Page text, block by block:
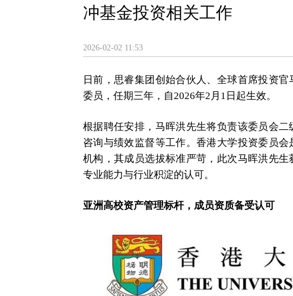
冲基金投资相关工作
2026-02-02 11:53
日前，思睿集团创始合伙人、全球首席投资
委员，任期三年，自2026年2月1日起生效。
根据聘任安排，马晖洪先生将负责该委员会
咨询与绩效监督等工作。香港大学投资委员
机构，其成员选拔标准严苛，此次马晖洪先
专业能力与行业积淀的认可。
亚洲高校资产管理标杆，成员资质备受认可